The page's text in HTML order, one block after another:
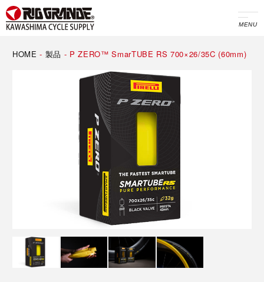
MENU
HOME - 製品 - P ZERO™ SmarTUBE RS 700×26/35C (60mm)